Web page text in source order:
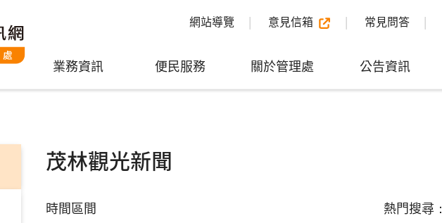
網站導覽 意見信箱 常見問答
業務資訊 便民服務 關於管理處 公告資訊
茂林觀光新聞
時間區間 熱門搜尋：